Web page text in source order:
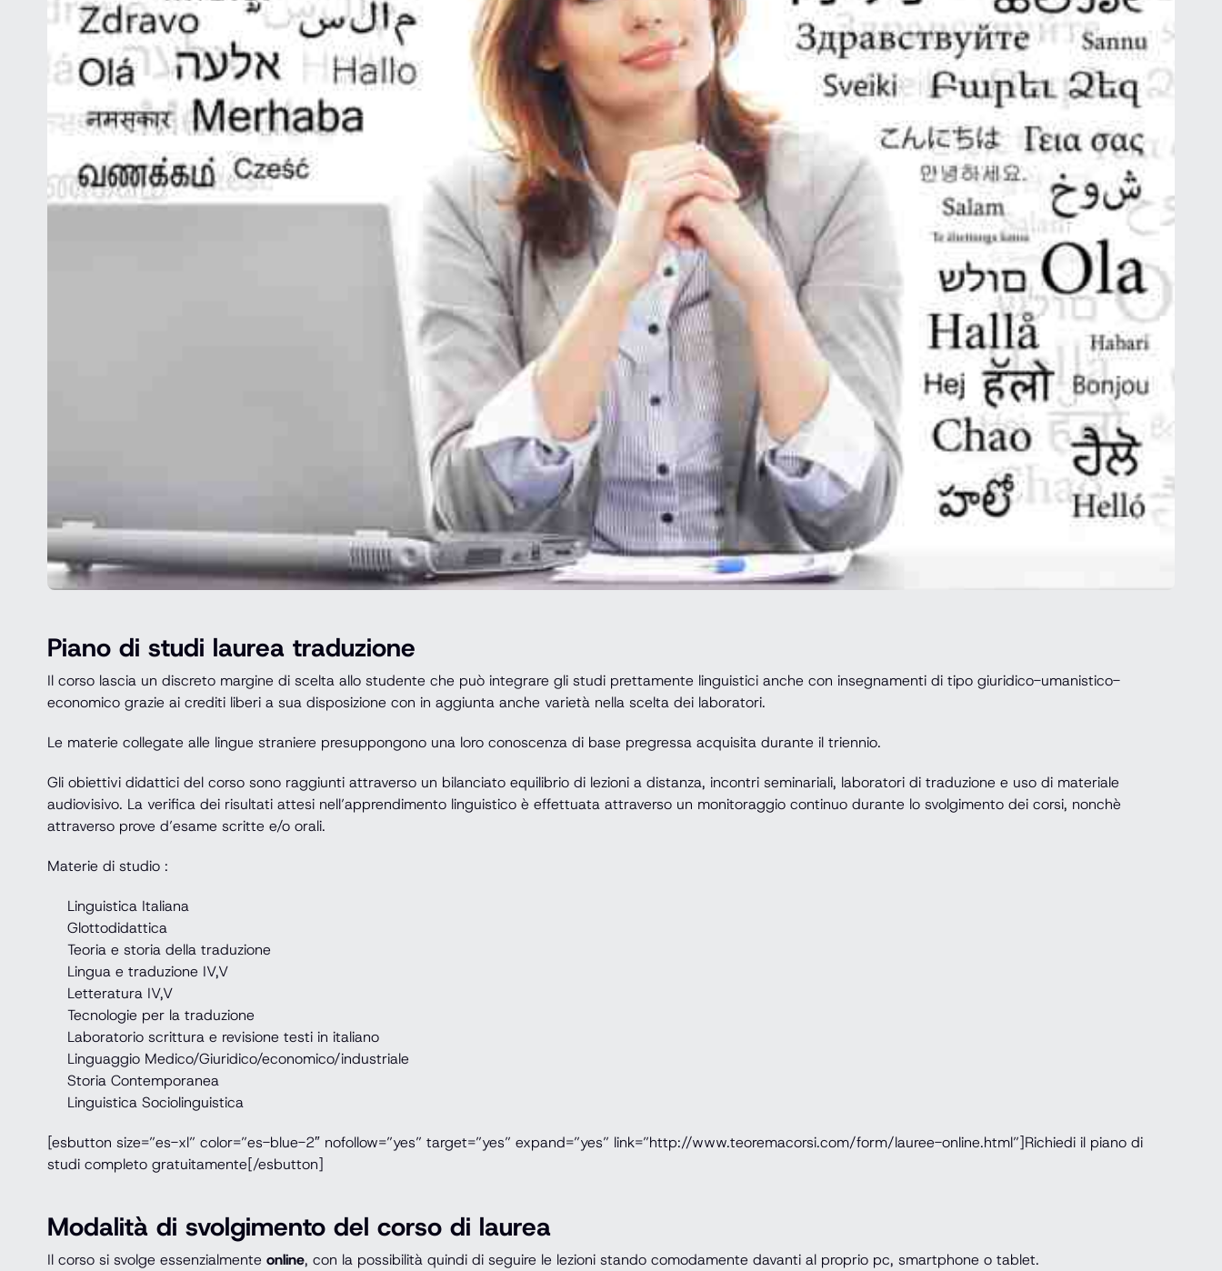
Piano di studi laurea traduzione
Il corso lascia un discreto margine di scelta allo studente che può integrare gli studi prettamente linguistici anche con insegnamenti di tipo giuridico-umanistico-
economico grazie ai crediti liberi a sua disposizione con in aggiunta anche varietà nella scelta dei laboratori.
Le materie collegate alle lingue straniere presuppongono una loro conoscenza di base pregressa acquisita durante il triennio.
Gli obiettivi didattici del corso sono raggiunti attraverso un bilanciato equilibrio di lezioni a distanza, incontri seminariali, laboratori di traduzione e uso di materiale
audiovisivo. La verifica dei risultati attesi nell’apprendimento linguistico è effettuata attraverso un monitoraggio continuo durante lo svolgimento dei corsi, nonchè
attraverso prove d’esame scritte e/o orali.
Materie di studio :
Linguistica Italiana
Glottodidattica
Teoria e storia della traduzione
Lingua e traduzione IV,V
Letteratura IV,V
Tecnologie per la traduzione
Laboratorio scrittura e revisione testi in italiano
Linguaggio Medico/Giuridico/economico/industriale
Storia Contemporanea
Linguistica Sociolinguistica
[esbutton size=”es-xl” color=”es-blue-2″ nofollow=”yes” target=”yes” expand=”yes” link=”http://www.teoremacorsi.com/form/lauree-online.html”]Richiedi il piano di
studi completo gratuitamente[/esbutton]
Modalità di svolgimento del corso di laurea
Il corso si svolge essenzialmente online, con la possibilità quindi di seguire le lezioni stando comodamente davanti al proprio pc, smartphone o tablet.